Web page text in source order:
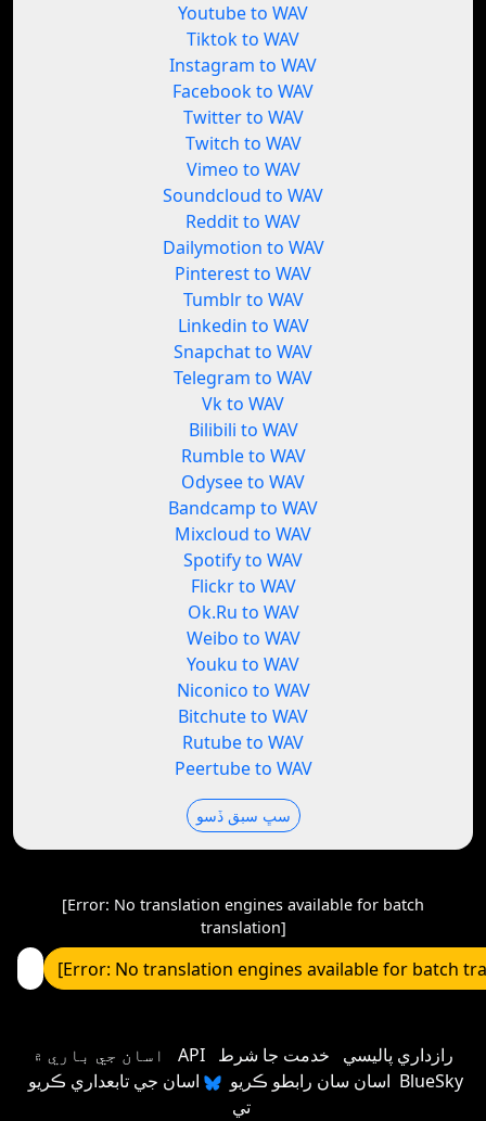
Youtube to WAV
Tiktok to WAV
Instagram to WAV
Facebook to WAV
Twitter to WAV
Twitch to WAV
Vimeo to WAV
Soundcloud to WAV
Reddit to WAV
Dailymotion to WAV
Pinterest to WAV
Tumblr to WAV
Linkedin to WAV
Snapchat to WAV
Telegram to WAV
Vk to WAV
Bilibili to WAV
Rumble to WAV
Odysee to WAV
Bandcamp to WAV
Mixcloud to WAV
Spotify to WAV
Flickr to WAV
Ok.Ru to WAV
Weibo to WAV
Youku to WAV
Niconico to WAV
Bitchute to WAV
Rutube to WAV
Peertube to WAV
سڀ سبق ڏسو
[Error: No translation engines available for batch
translation]
[Error: No translation engines available for batch
اسان جي باري ۾ API رازداري پاليسي
خدمت جا شرط
اسان سان رابطو ڪريو
اسان جي تابعداري ڪريو BlueSky
تي